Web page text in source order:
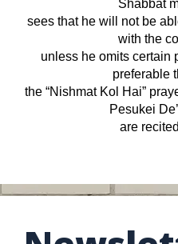
Shabbat
sees that he will not be
with the
unless he omits certain
preferable
the “Nishmat Kol Hai”
Pesukei
are